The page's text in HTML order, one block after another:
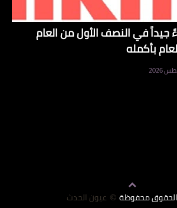
جيداً في النصف الأول من العام
بأكمله
محفوظة © عيون الحدث